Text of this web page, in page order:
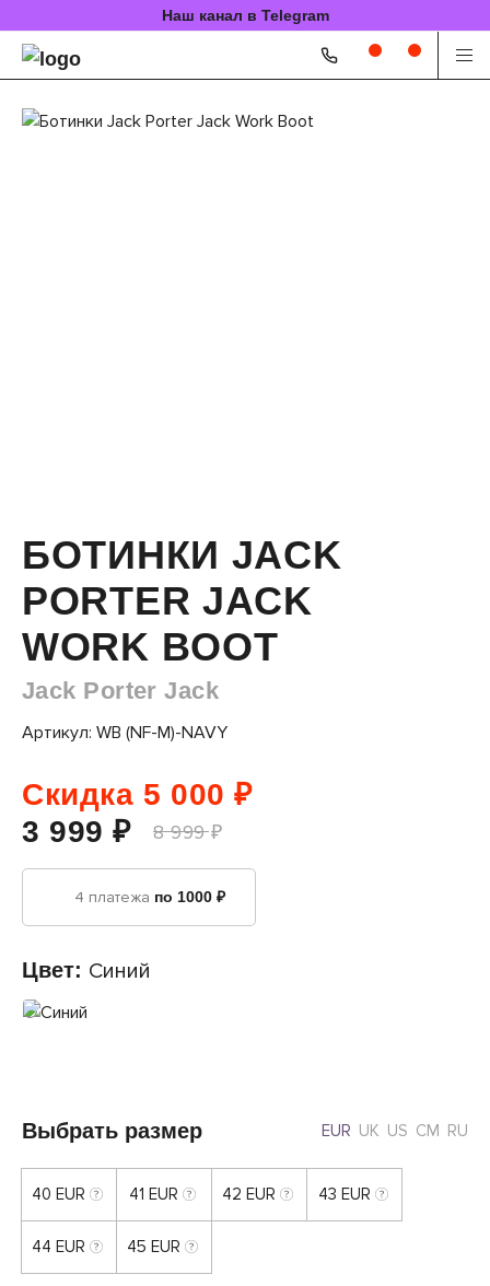
Наш канал в Telegram
БОТИНКИ JACK
PORTER JACK
WORK BOOT
Jack Porter Jack
Артикул: WB (NF-M)-NAVY
Скидка 5 000 ₽
3 999 ₽
8 999 ₽
4 платежа по 1000 ₽
Цвет: Синий
Выбрать размер EUR UK US CM RU
40 EUR 41 EUR 42 EUR 43 EUR
44 EUR 45 EUR